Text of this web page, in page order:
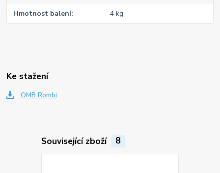
Hmotnost balení 4 kg
Ke stažení
OMB Rombi
Související zboží 8